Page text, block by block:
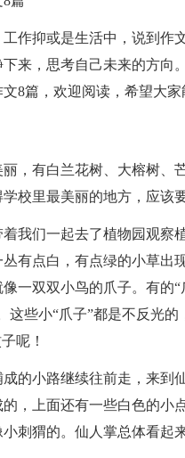
作抑或是生活中，说到作
来，思考自己未来的方向
8篇，欢迎阅读，希望大家
，有白兰花树、大榕树、
校里最美丽的地方，应该
我们一起去了植物园观察
有点白，有点绿的小草出
一双双小鸟的爪子。有的
这些小“爪子”都是不反光
呢！
的小路继续往前走，来到
，上面还有一些白色的小
刺猬的。仙人掌总体看起